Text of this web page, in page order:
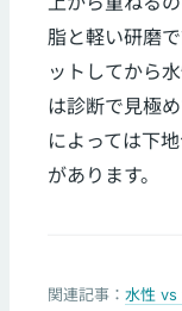
脂と軽い研磨
ットしてから
は診断で見極
によっては下
があります。
関連記事：水性 vs